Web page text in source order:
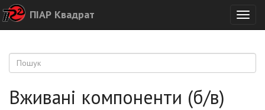
ПІАР Квадрат
Вживані компоненти (б/в)